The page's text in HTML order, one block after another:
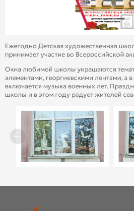
Ежегодно Детская художественная
принимает участие во Всероссийской
Окна любимой школы украшаются
элементами, георгиевскими лентами, а
включается музыка военных лет.
школы и в этом году радует жителей